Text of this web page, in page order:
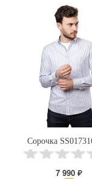
Сорочка
7 990 ₽